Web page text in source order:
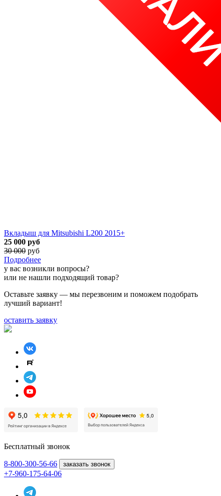
Вкладыш для Mitsubishi L200 2015+
25 000 руб
30 000 руб
Подробнее
у вас возникли вопросы?
или не нашли подходящий товар?
Оставьте заявку — мы перезвоним и поможем подобрать
лучший вариант!
оставить заявку
Бесплатный звонок
8-800-300-56-66 заказать звонок
+7-960-175-64-06